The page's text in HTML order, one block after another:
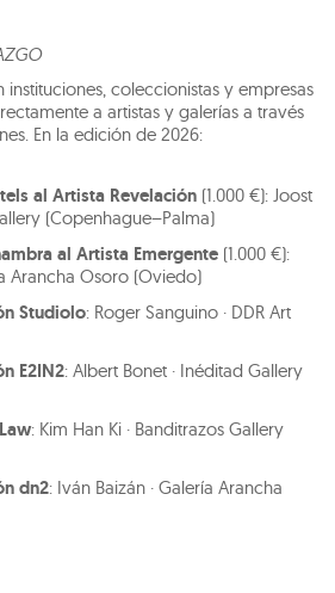
coleccionistas y empresas
a artistas y galerías a través
En la edición de 2026:
al Artista Revelación (1.000 €): Joost
(Copenhague–Palma)
al Artista Emergente (1.000 €):
Arancha Osoro (Oviedo)
Studiolo: Roger Sanguino · DDR Art
E2IN2: Albert Bonet · Inéditad Gallery
: Kim Han Ki · Banditrazos Gallery
dn2: Iván Baizán · Galería Arancha